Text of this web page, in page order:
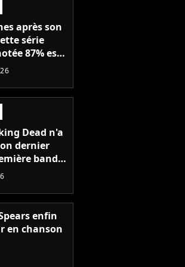
après son
série
87% est
y a
une
Dead n'a
dernier
bande-
prochain
un
enfin
en chanson